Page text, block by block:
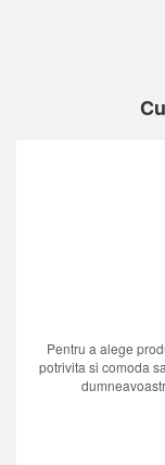
Pentru a alege
potrivita si comoda